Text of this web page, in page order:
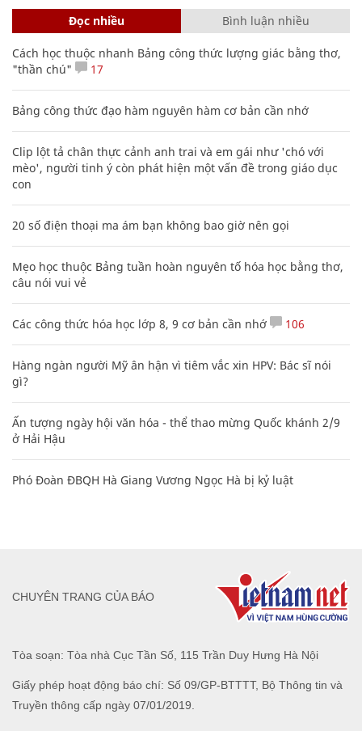
Đọc nhiều Bình luận nhiều
Cách học thuộc nhanh Bảng công thức lượng giác bằng thơ,
"thần chú"
17
Bảng công thức đạo hàm nguyên hàm cơ bản cần nhớ
Clip lột tả chân thực cảnh anh trai và em gái như 'chó với
mèo', người tinh ý còn phát hiện một vấn đề trong giáo dục
con
20 số điện thoại ma ám bạn không bao giờ nên gọi
Mẹo học thuộc Bảng tuần hoàn nguyên tố hóa học bằng thơ,
câu nói vui vẻ
Các công thức hóa học lớp 8, 9 cơ bản cần nhớ 106
Hàng ngàn người Mỹ ân hận vì tiêm vắc xin HPV: Bác sĩ nói
gì?
Ấn tượng ngày hội văn hóa - thể thao mừng Quốc khánh 2/9
ở Hải Hậu
Phó Đoàn ĐBQH Hà Giang Vương Ngọc Hà bị kỷ luật
Tòa soạn: Tòa nhà Cục Tần Số, 115 Trần Duy Hưng Hà Nội
Giấy phép hoạt động báo chí: Số 09/GP-BTTTT, Bộ Thông tin và
Truyền thông cấp ngày 07/01/2019.
CHUYÊN TRANG CỦA BÁO